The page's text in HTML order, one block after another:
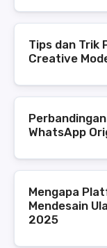
Tips dan Trik
Creative
WhatsApp
Mengapa
Mendesain
2025